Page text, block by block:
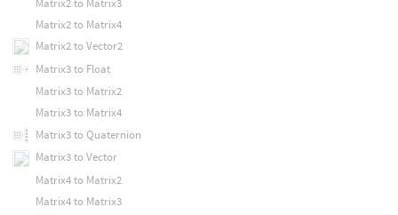
Matrix2 to Matrix4
Matrix2 to Vector2
Matrix3 to Float
Matrix3 to Matrix2
Matrix3 to Matrix4
Matrix3 to Quaternion
Matrix3 to Vector
Matrix4 to Matrix2
Matrix4 to Matrix3